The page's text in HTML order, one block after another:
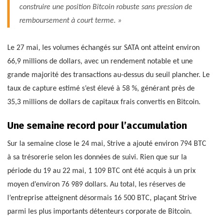
construire une position Bitcoin robuste sans pression de
remboursement à court terme. »
Le 27 mai, les volumes échangés sur SATA ont atteint environ
66,9 millions de dollars, avec un rendement notable et une
grande majorité des transactions au-dessus du seuil plancher. Le
taux de capture estimé s’est élevé à 58 %, générant près de
35,3 millions de dollars de capitaux frais convertis en Bitcoin.
Une semaine record pour l’accumulation
Sur la semaine close le 24 mai, Strive a ajouté environ 794 BTC
à sa trésorerie selon les données de suivi. Rien que sur la
période du 19 au 22 mai, 1 109 BTC ont été acquis à un prix
moyen d’environ 76 989 dollars. Au total, les réserves de
l’entreprise atteignent désormais 16 500 BTC, plaçant Strive
parmi les plus importants détenteurs corporate de Bitcoin.